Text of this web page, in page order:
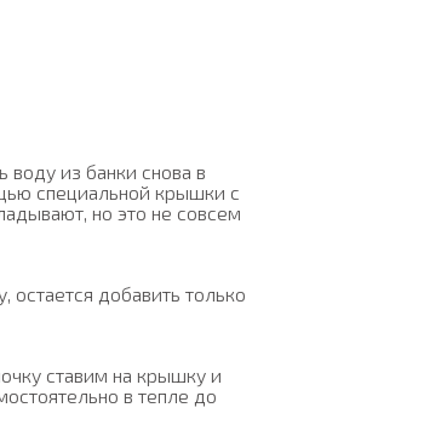
из банки снова в
специальной крышки с
но это не совсем
остается добавить только
ставим на крышку и
в тепле до